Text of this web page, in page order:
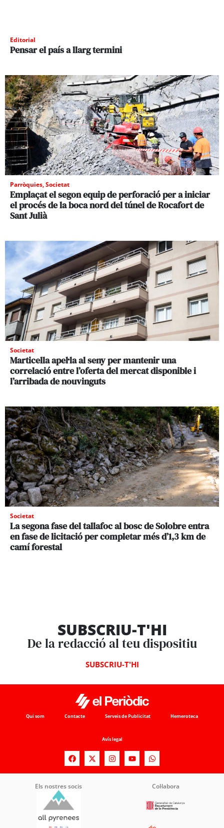
Editorial
Pensar el país a llarg termini
Parròquies,Societat
Emplaçat el segon equip de perforació per a iniciar
el procés de la boca nord del túnel de Rocafort de
Sant Julià
Societat
Marticella apel·la al seny per mantenir una
correlació entre l’oferta del mercat disponible i
l’arribada de nouvinguts
Societat
La segona fase del tallafoc al bosc de Solobre entra
en fase de licitació per completar més d’1,3 km de
camí forestal
SUBSCRIU-T'HI
De la redacció al teu dispositiu
SUBSCRIU-T'HI
Qui som Contacte Serveis de Publicitat Hemeroteca
Avís legal
Els nostres socis Col·labora